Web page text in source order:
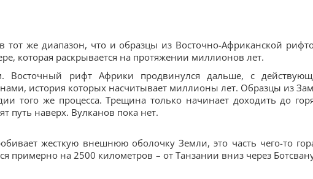
тот же диапазон, что и образцы из Восточно-Африканской
которая раскрывается на протяжении миллионов лет.
Восточный рифт Африки продвинулся дальше, с
история которых насчитывает миллионы лет. Образцы из
того же процесса. Трещина только начинает доходить до
наверх. Вулканов пока нет.
жесткую внешнюю оболочку Земли, это часть чего-то
примерно на 2500 километров – от Танзании вниз через